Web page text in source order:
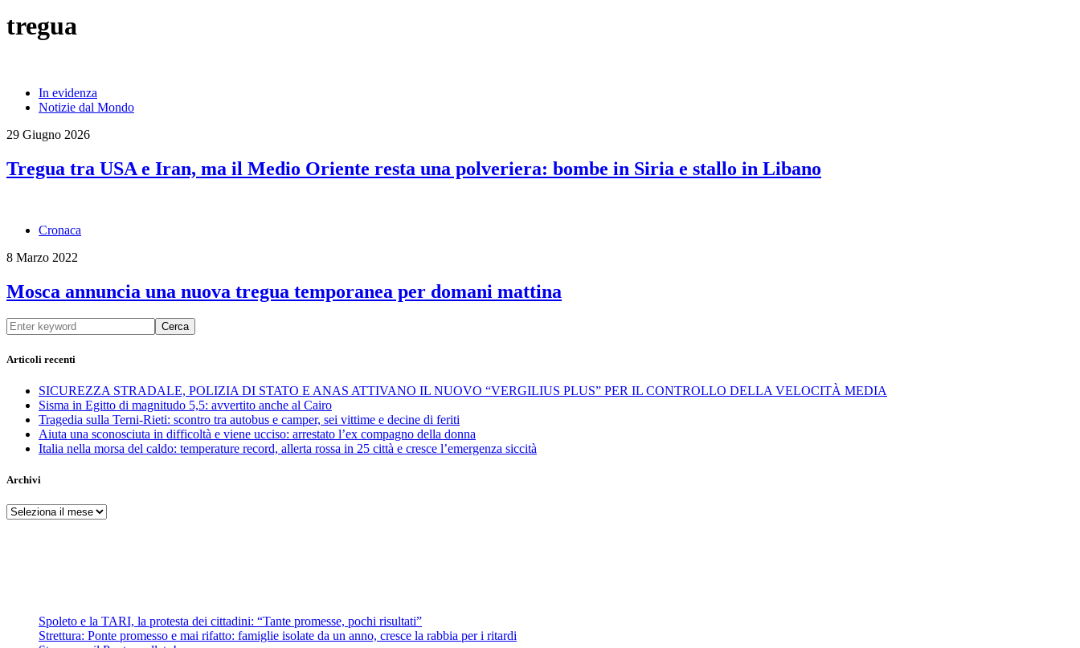
tregua
In evidenza
Notizie dal Mondo
29 Giugno 2026
Tregua tra USA e Iran, ma il Medio Oriente resta una polveriera: bombe in Siria e stallo in Libano
Cronaca
8 Marzo 2022
Mosca annuncia una nuova tregua temporanea per domani mattina
Cerca
Articoli recenti
SICUREZZA STRADALE, POLIZIA DI STATO E ANAS ATTIVANO IL NUOVO “VERGILIUS PLUS” PER IL CONTROLLO DELLA VELOCITÀ MEDIA
Sisma in Egitto di magnitudo 5,5: avvertito anche al Cairo
Tragedia sulla Terni-Rieti: scontro tra autobus e camper, sei vittime e decine di feriti
Aiuta una sconosciuta in difficoltà e viene ucciso: arrestato l’ex compagno della donna
Italia nella morsa del caldo: temperature record, allerta rossa in 25 città e cresce l’emergenza siccità
Archivi
Archivi
Spoleto e la TARI, la protesta dei cittadini: “Tante promesse, pochi risultati”
Strettura: Ponte promesso e mai rifatto: famiglie isolate da un anno, cresce la rabbia per i ritardi